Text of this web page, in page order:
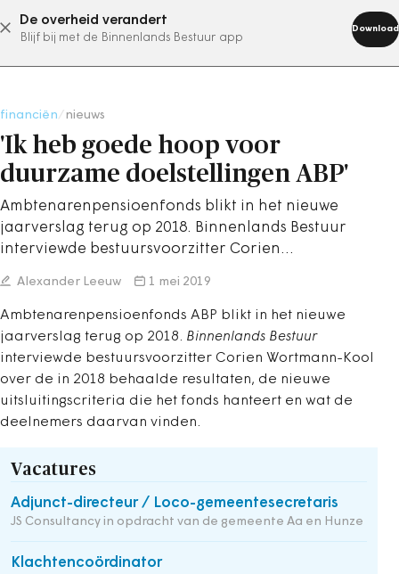
De overheid verandert
Blijf bij met de Binnenlands Bestuur app
Download
abonneer nu
financiën nieuws
'Ik heb goede hoop voor
duurzame doelstellingen ABP'
Ambtenarenpensioenfonds blikt in het nieuwe
jaarverslag terug op 2018. Binnenlands Bestuur
interviewde bestuursvoorzitter Corien…
Alexander Leeuw 1 mei 2019
Ambtenarenpensioenfonds ABP blikt in het nieuwe
jaarverslag terug op 2018. Binnenlands Bestuur
interviewde bestuursvoorzitter Corien Wortmann-Kool
over de in 2018 behaalde resultaten, de nieuwe
uitsluitingscriteria die het fonds hanteert en wat de
deelnemers daarvan vinden.
Vacatures
Adjunct-directeur / Loco-gemeentesecretaris
JS Consultancy in opdracht van de gemeente Aa en Hunze
Klachtencoördinator